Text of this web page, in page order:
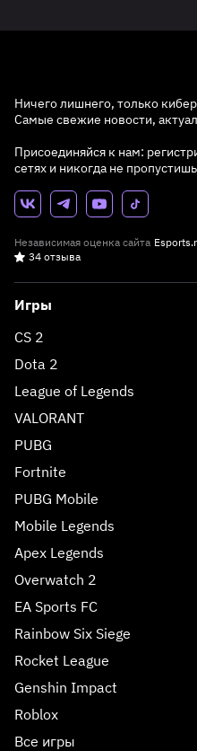
Ничего лишнего, только
Самые свежие новости,
Присоединяйся к нам:
сетях и никогда не
Независимая оценка сайта
34 отзыва
Игры
CS 2
Dota 2
League of Legends
VALORANT
PUBG
Fortnite
PUBG Mobile
Mobile Legends
Apex Legends
Overwatch 2
EA Sports FC
Rainbow Six Siege
Rocket League
Genshin Impact
Roblox
Все игры